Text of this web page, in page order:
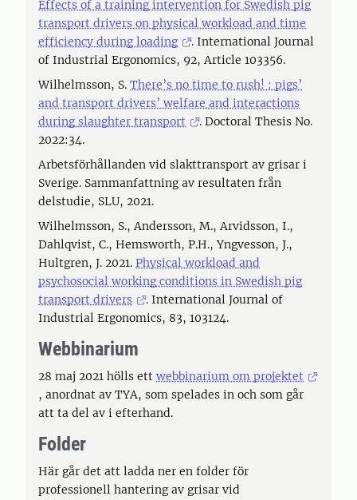
Effects of a training intervention for Swedish pig
transport drivers on physical workload and time
efficiency during loading
. International Journal
of Industrial Ergonomics, 92, Article 103356.
Wilhelmsson, S. There’s no time to rush! : pigs’
and transport drivers’ welfare and interactions
during slaughter transport
. Doctoral Thesis No.
2022:34.
Arbetsförhållanden vid slakttransport av grisar i
Sverige. Sammanfattning av resultaten från
delstudie, SLU, 2021.
Wilhelmsson, S., Andersson, M., Arvidsson, I.,
Dahlqvist, C., Hemsworth, P.H., Yngvesson, J.,
Hultgren, J. 2021. Physical workload and
psychosocial working conditions in Swedish pig
transport drivers
. International Journal of
Industrial Ergonomics, 83, 103124.
Webbinarium
28 maj 2021 hölls ett webbinarium om projektet
, anordnat av TYA, som spelades in och som går
att ta del av i efterhand.
Folder
Här går det att ladda ner en folder för
professionell hantering av grisar vid